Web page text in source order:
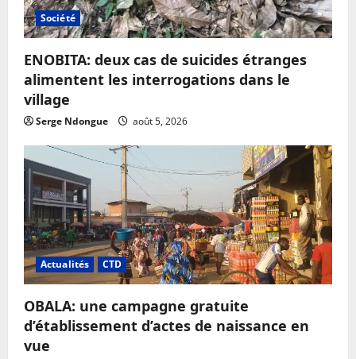
Société
ENOBITA: deux cas de suicides étranges
alimentent les interrogations dans le
village
Serge Ndongue août 5, 2026
Actualités CTD
OBALA: une campagne gratuite
d’établissement d’actes de naissance en
vue